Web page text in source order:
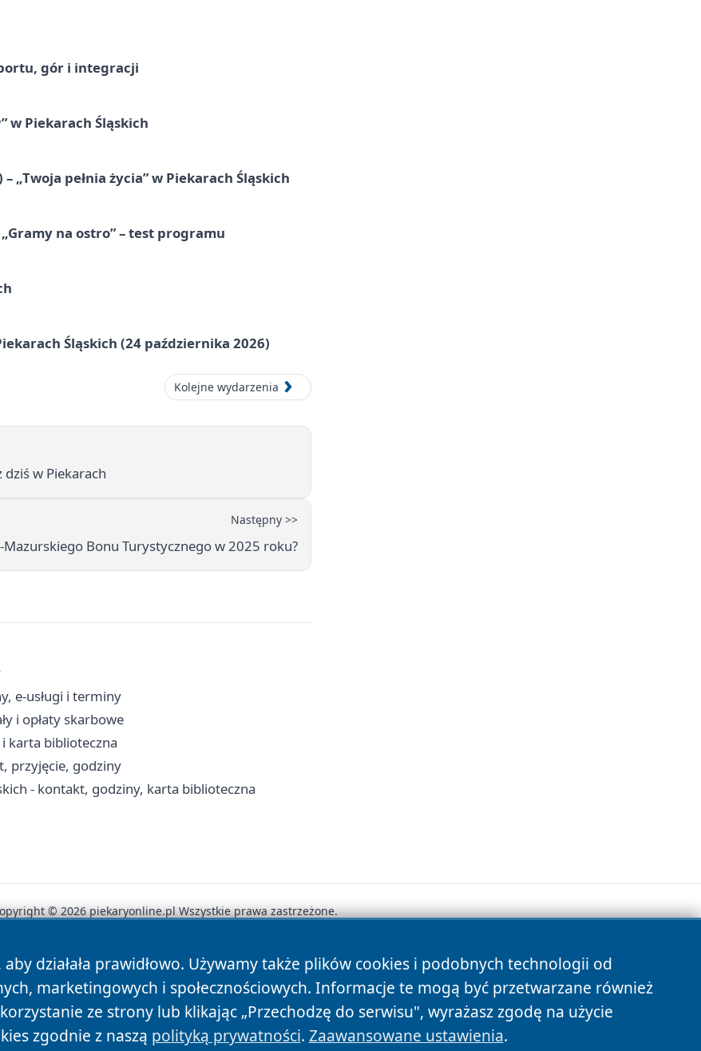
gór i integracji
w Piekarach Śląskich
pełnia życia” w Piekarach Śląskich
na ostro” – test programu
Śląskich (24 października 2026)
Kolejne wydarzenia
dziś w Piekarach
Następny >>
Bonu Turystycznego w 2025 roku?
e-usługi i terminy
i opłaty skarbowe
karta biblioteczna
przyjęcie, godziny
- kontakt, godziny, karta biblioteczna
działała prawidłowo. Używamy także plików cookies i podobnych technologii od
marketingowych i społecznościowych. Informacje te mogą być przetwarzane również
ze strony lub klikając „Przechodzę do serwisu", wyrażasz zgodę na użycie
zgodnie z naszą polityką prywatności. Zaawansowane ustawienia.
© 2026 piekaryonline.pl Wszystkie prawa zastrzeżone.
Autorzy Polityka Prywatności Polityka Cookies